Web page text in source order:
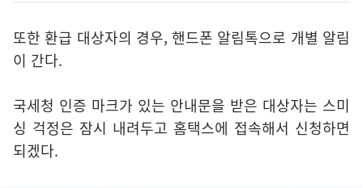
또한 환급 대상자의 경우, 핸드폰 알림톡으로 개별 알림
이 간다.
국세청 인증 마크가 있는 안내문을 받은 대상자는 스미
싱 걱정은 잠시 내려두고 홈택스에 접속해서 신청하면
되겠다.